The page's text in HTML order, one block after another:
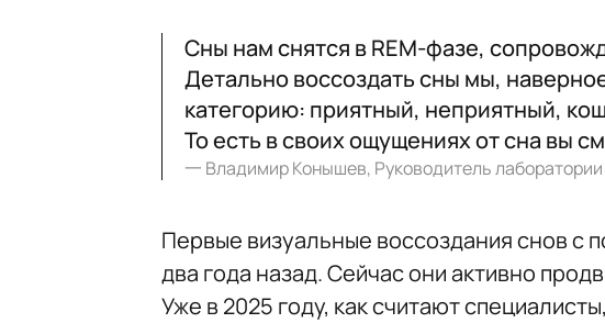
Сны нам снятся в REM-фазе,
Детально воссоздать сны мы,
категорию: приятный, неприятный,
То есть в своих ощущениях от сна вы
一 Владимир Конышев, Руководитель
Первые визуальные воссоздания снов с
два года назад. Сейчас они активно
Уже в 2025 году, как считают